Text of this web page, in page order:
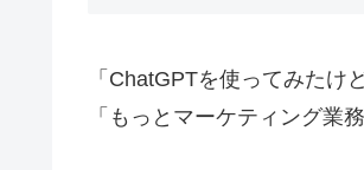
「ChatGPTを使ってみたけ
「もっとマーケティング業